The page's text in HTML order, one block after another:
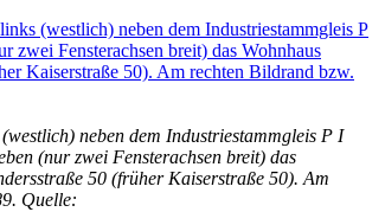
neben dem Industriestammgleis P I
(nur zwei Fensterachsen breit) das
50 (früher Kaiserstraße 50). Am
Quelle: